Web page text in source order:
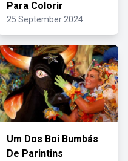
Para Colorir
25 September 2024
Um Dos Boi Bumbás
De Parintins